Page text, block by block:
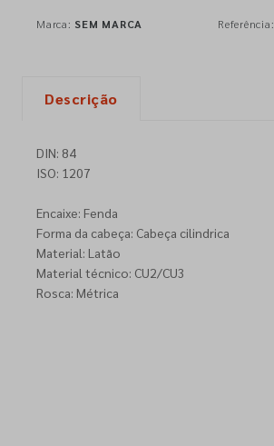
Marca: SEM MARCA Referência:
Descrição
DIN: 84
ISO: 1207
Encaixe: Fenda
Forma da cabeça: Cabeça cilindrica
Material: Latão
Material técnico: CU2/CU3
Rosca: Métrica